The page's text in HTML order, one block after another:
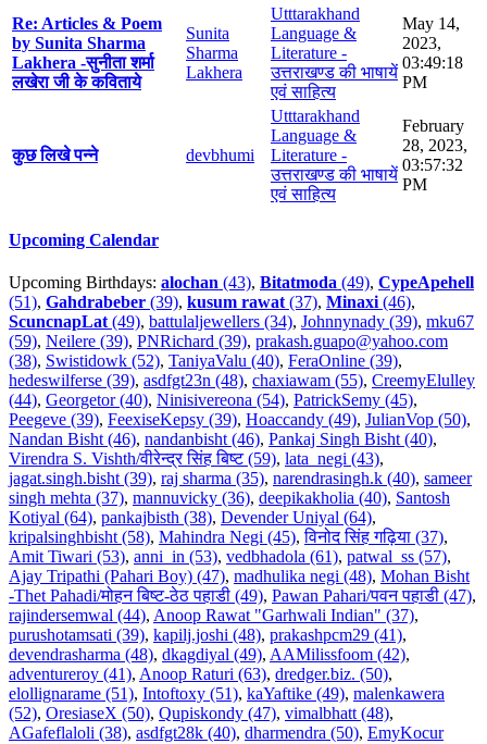
Re: Articles & Poem
by Sunita Sharma
Lakhera -सुनीता शर्मा
लखेरा जी के कविताये
Sunita
Sharma
Lakhera
Utttarakhand
Language &
Literature -
उत्तराखण्ड की भाषायें
एवं साहित्य
May 14,
2023,
03:49:18
PM
कुछ लिखे पन्ने devbhumi
Utttarakhand
Language &
Literature -
उत्तराखण्ड की भाषायें
एवं साहित्य
February
28, 2023,
03:57:32
PM
Upcoming Calendar
Upcoming Birthdays: alochan (43), Bitatmoda (49), CypeApehell
(51), Gahdrabeber (39), kusum rawat(37), Minaxi(46),
ScuncnapLat(49), battulaljewellers (34), Johnnynady (39), mku67
(59), Neilere (39), PNRichard (39), prakash.guapo@yahoo.com
(38), Swistidowk (52), TaniyaValu (40), FeraOnline (39),
hedeswilferse (39), asdfgt23n (48), chaxiawam (55), CreemyElulley
(44), Georgetor (40), Ninisivereona (54), PatrickSemy (45),
Peegeve (39), FeexiseKepsy (39), Hoaccandy (49), JulianVop (50),
Nandan Bisht (46), nandanbisht (46), Pankaj Singh Bisht (40),
Virendra S. Vishth/वीरेन्द्र सिंह बिष्ट (59), lata_negi (43),
jagat.singh.bisht (39), raj sharma (35), narendrasingh.k (40), sameer
singh mehta (37), mannuvicky (36), deepikakholia (40), Santosh
Kotiyal (64), pankajbisth (38), Devender Uniyal (64),
kripalsinghbisht (58), Mahindra Negi (45),विनोद सिंह गढ़िया (37),
Amit Tiwari (53), anni_in (53), vedbhadola (61), patwal_ss (57),
Ajay Tripathi (Pahari Boy) (47), madhulika negi (48), Mohan Bisht
-Thet Pahadi/मोहन बिष्ट-ठेठ पहाडी (49), Pawan Pahari/पवन पहाडी (47),
rajindersemwal (44), Anoop Rawat "Garhwali Indian" (37),
purushotamsati (39), kapilj.joshi (48), prakashpcm29 (41),
devendrasharma (48), dkagdiyal (49), AAMilissfoom (42),
adventureroy (41), Anoop Raturi (63), dredger.biz. (50),
elollignarame (51), Intoftoxy (51), kaYaftike (49), malenkawera
(52), OresiaseX (50), Qupiskondy (47), vimalbhatt (48),
AGafeflaloli (38), asdfgt28k (40), dharmendra (50), EmyKocur